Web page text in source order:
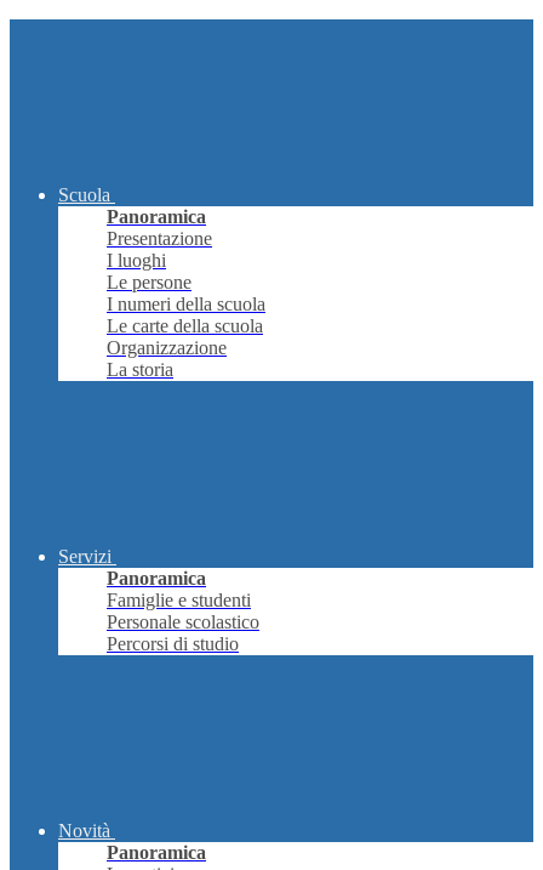
Scuola
Panoramica
Presentazione
I luoghi
Le persone
I numeri della scuola
Le carte della scuola
Organizzazione
La storia
Servizi
Panoramica
Famiglie e studenti
Personale scolastico
Percorsi di studio
Novità
Panoramica